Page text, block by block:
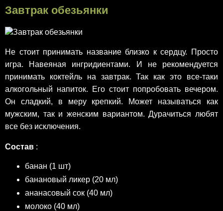
Завтрак обезьянки
Не стоит принимать название близко к сердцу. Просто
игра. Навеяная ингридиентами. И не рекомендуется
принимать коктейль на завтрак. Так как это все-таки
алкогольный напиток. Его стоит попробовать вечером.
Он сладкий, в меру крепкий. Может называться как
мужским, так и женским вариантом. Дурачиться любят
все без исключения.
Состав :
банан (1 шт)
банановый ликер (20 мл)
ананасовый сок (40 мл)
молоко (40 мл)